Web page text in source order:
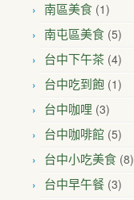
南區美食 (1)
南屯區美食 (5)
台中下午茶 (4)
台中吃到飽 (1)
台中咖哩 (3)
台中咖啡館 (5)
台中小吃美食 (8)
台中早午餐 (3)